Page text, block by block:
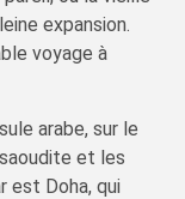
expansion.
voyage à
arabe, sur le
et les
est Doha, qui